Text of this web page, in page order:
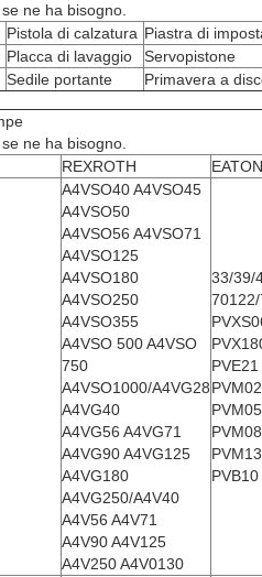
ne ha bisogno.
Pistola di calzatura Piastra di
Placca di lavaggio Servopistone
Sedile portante Primavera a
ne ha bisogno.
REXROTH EATON
A4VSO40 A4VSO45
A4VSO50
A4VSO56 A4VSO71
A4VSO125
A4VSO180
A4VSO250
A4VSO355
A4VSO 500 A4VSO
750
A4VSO1000/A4VG28
A4VG40
A4VG56 A4VG71
A4VG90 A4VG125
A4VG180
A4VG250/A4V40
A4V56 A4V71
A4V90 A4V125
A4V250 A4V0130
33/39/
PVB10